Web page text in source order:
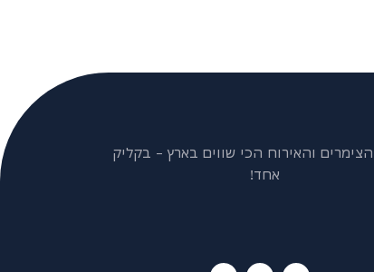
והאירוח הכי שווים בארץ – בקליק
אחד!